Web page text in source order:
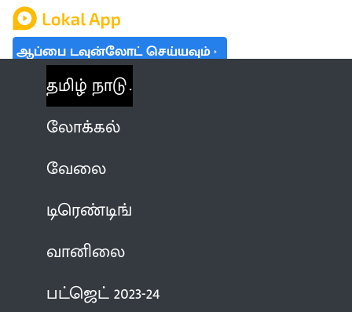
ஆப்பை டவுன்லோட் செய்யவும்
தமிழ் நாடு
லோக்கல்
வேலை
டிரெண்டிங்
வானிலை
பட்ஜெட் 2023-24